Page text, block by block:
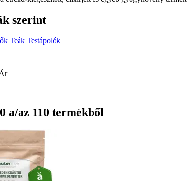
szerint
Teák Testápolók
Ár
a/az 110 termékből